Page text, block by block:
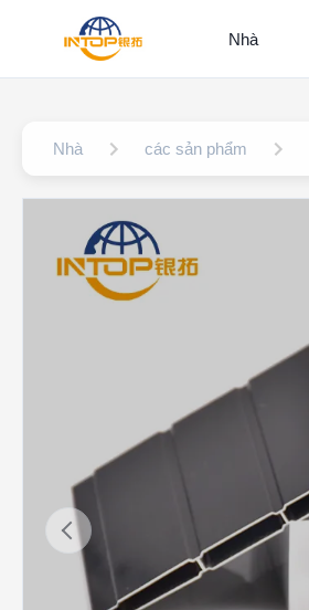
Nhà
Nhà các sản phẩm